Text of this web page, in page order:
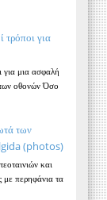
τρόποι για
για μια ασφαλή
οθονών Όσο
των
(photos)
και
με περηφάνια τα